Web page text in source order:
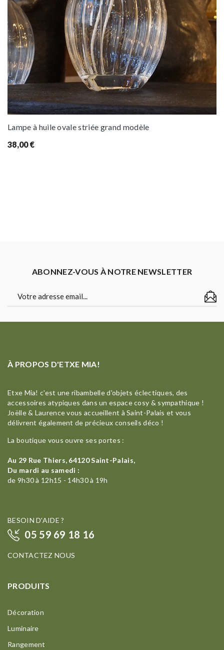
Lampe à huile ovale striée grand modèle
38,00€
ABONNEZ-VOUS À NOTRE NEWSLETTER
À PROPOS D'ETXE MIA!
Etxe Mia! c'est une ribambelle d'objets éclectiques, des
accessoires atypiques dans un espace cosy & sympathique !
Joëlle & Laurence vous accueillent à Saint-Palais et vous
délivrent également de précieux conseils déco !
La boutique vous ouvre ses portes :
Au 29 Rue Thiers, 64120 Saint-Palais,
Du mardi au samedi :
de 9h30 à 12h15 - 14h30 à 19h
BESOIN D'AIDE ?
05 59 69 18 16
CONTACTEZ NOUS
PRODUITS
Décoration
Luminaire
Rangement